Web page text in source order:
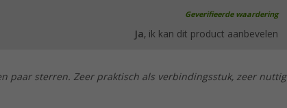
Geverifieerde waardering
Ja, ik kan dit product aanbevelen
paar sterren. Zeer praktisch als verbindingsstuk, zeer nuttig